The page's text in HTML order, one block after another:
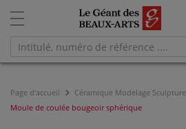
Page d'accueil Céramique Modelage Sculpture
Moule de coulée bougeoir sphérique